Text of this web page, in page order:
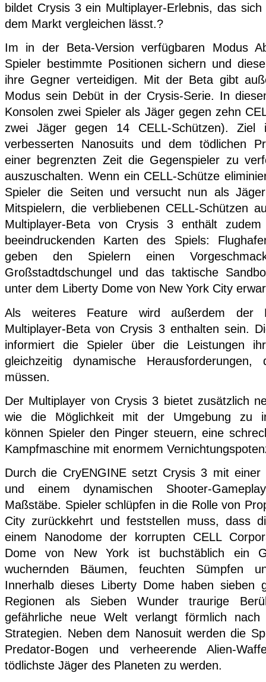
bildet Crysis 3 ein Multiplayer-Erlebnis, das
dem Markt vergleichen lässt.?
Im in der Beta-Version verfügbaren Modus
Spieler bestimmte Positionen sichern und
ihre Gegner verteidigen. Mit der Beta gibt
Modus sein Debüt in der Crysis-Serie. In
Konsolen zwei Spieler als Jäger gegen zehn
zwei Jäger gegen 14 CELL-Schützen).
verbesserten Nanosuits und dem tödlichen
einer begrenzten Zeit die Gegenspieler zu
auszuschalten. Wenn ein CELL-Schütze
Spieler die Seiten und versucht nun als
Mitspielern, die verbliebenen CELL-Schützen
Multiplayer-Beta von Crysis 3 enthält
beeindruckenden Karten des Spiels:
geben den Spielern einen
Großstadtdschungel und das taktische
unter dem Liberty Dome von New York City
Als weiteres Feature wird außerdem der
Multiplayer-Beta von Crysis 3 enthalten sein.
informiert die Spieler über die Leistungen
gleichzeitig dynamische
müssen.
Der Multiplayer von Crysis 3 bietet zusätzlich
wie die Möglichkeit mit der Umgebung zu
können Spieler den Pinger steuern, eine
Kampfmaschine mit enormem
Durch die CryENGINE setzt Crysis 3 mit einer
und einem dynamischen Shooter-
Maßstäbe. Spieler schlüpfen in die Rolle von
City zurückkehrt und feststellen muss, dass
einem Nanodome der korrupten CELL
Dome von New York ist buchstäblich ein
wuchernden Bäumen, feuchten Sümpfen
Innerhalb dieses Liberty Dome haben sieben
Regionen als Sieben Wunder traurige
gefährliche neue Welt verlangt förmlich
Strategien. Neben dem Nanosuit werden die
Predator-Bogen und verheerende Alien-
tödlichste Jäger des Planeten zu werden.